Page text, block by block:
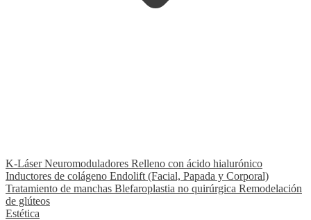
K-LáserNeuromoduladores Relleno con ácido hialurónico
Inductores de colágeno Endolift (Facial, Papada y Corporal)
Tratamiento de manchas Blefaroplastia no quirúrgica Remodelación
de glúteos
Estética